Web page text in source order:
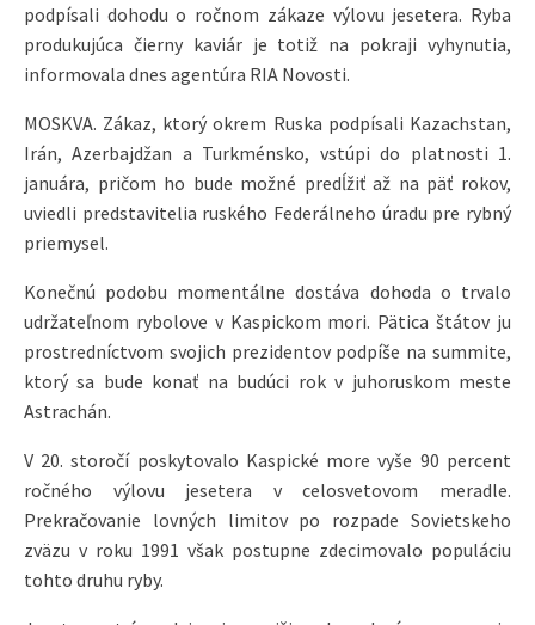
podpísali dohodu o ročnom zákaze výlovu jesetera. Ryba
produkujúca čierny kaviár je totiž na pokraji vyhynutia,
informovala dnes agentúra RIA Novosti.
MOSKVA. Zákaz, ktorý okrem Ruska podpísali Kazachstan,
Irán, Azerbajdžan a Turkménsko, vstúpi do platnosti 1.
januára, pričom ho bude možné predĺžiť až na päť rokov,
uviedli predstavitelia ruského Federálneho úradu pre rybný
priemysel.
Konečnú podobu momentálne dostáva dohoda o trvalo
udržateľnom rybolove v Kaspickom mori. Pätica štátov ju
prostredníctvom svojich prezidentov podpíše na summite,
ktorý sa bude konať na budúci rok v juhoruskom meste
Astrachán.
V 20. storočí poskytovalo Kaspické more vyše 90 percent
ročného výlovu jesetera v celosvetovom meradle.
Prekračovanie lovných limitov po rozpade Sovietskeho
zväzu v roku 1991 však postupne zdecimovalo populáciu
tohto druhu ryby.